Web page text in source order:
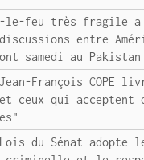
le-feu très fragile a
entre
samedi au Pakistan
François COPE
ceux qui acceptent
Lois du Sénat adopte